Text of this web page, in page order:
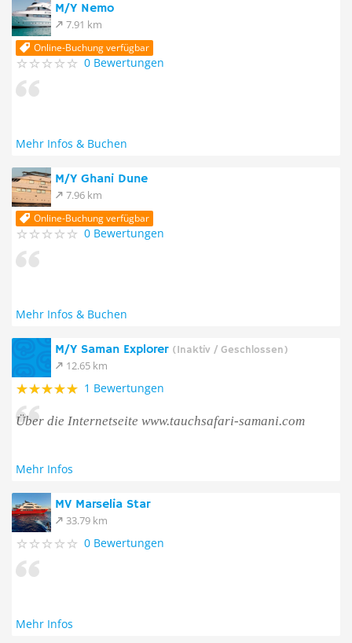
M/Y Nemo
7.91 km
Online-Buchung verfügbar
0 Bewertungen
Mehr Infos & Buchen
M/Y Ghani Dune
7.96 km
Online-Buchung verfügbar
0 Bewertungen
Mehr Infos & Buchen
M/Y Saman Explorer (Inaktiv / Geschlossen)
12.65 km
1 Bewertungen
Über die Internetseite www.tauchsafari-samani.com
Mehr Infos
MV Marselia Star
33.79 km
0 Bewertungen
Mehr Infos